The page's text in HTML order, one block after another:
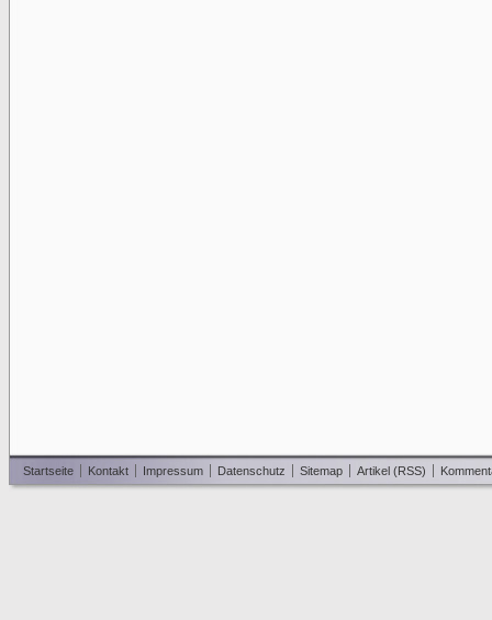
Startseite Kontakt Impressum Datenschutz Sitemap Artikel (RSS)